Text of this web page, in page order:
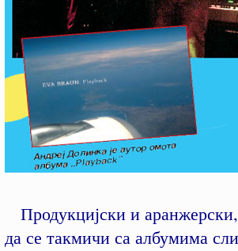
Продукцијски и
да се такмичи са албумима